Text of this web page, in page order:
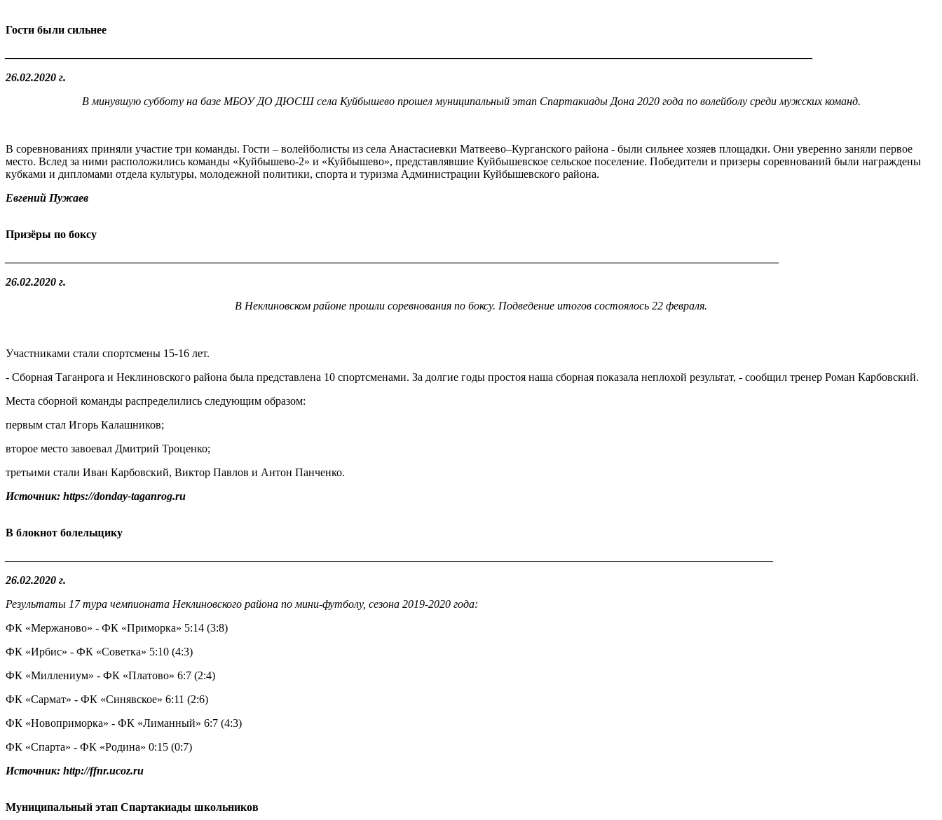
Гости были сильнее
26.02.2020 г.
В минувшую субботу на базе МБОУ ДО ДЮСШ села Куйбышево прошел муниципальный этап Спартакиады Дона 2020 года по волейболу среди мужских команд.
В соревнованиях приняли участие три команды. Гости – волейболисты из села Анастасиевки Матвеево–Курганского района - были сильнее хозяев площадки. Они уверенно заняли первое
место. Вслед за ними расположились команды «Куйбышево-2» и «Куйбышево», представлявшие Куйбышевское сельское поселение. Победители и призеры соревнований были награждены
кубками и дипломами отдела культуры, молодежной политики, спорта и туризма Администрации Куйбышевского района.
Евгений Пужаев
Призёры по боксу
26.02.2020 г.
В Неклиновском районе прошли соревнования по боксу. Подведение итогов состоялось 22 февраля.
Участниками стали спортсмены 15-16 лет.
- Сборная Таганрога и Неклиновского района была представлена 10 спортсменами. За долгие годы простоя наша сборная показала неплохой результат, - сообщил тренер Роман Карбовский.
Места сборной команды распределились следующим образом:
первым стал Игорь Калашников;
второе место завоевал Дмитрий Троценко;
третьими стали Иван Карбовский, Виктор Павлов и Антон Панченко.
Источник: https://donday-taganrog.ru
В блокнот болельщику
26.02.2020 г.
Результаты 17 тура чемпионата Неклиновского района по мини-футболу, сезона 2019-2020 года:
ФК «Мержаново» - ФК «Приморка» 5:14 (3:8)
ФК «Ирбис» - ФК «Советка» 5:10 (4:3)
ФК «Миллениум» - ФК «Платово» 6:7 (2:4)
ФК «Сармат» - ФК «Синявское» 6:11 (2:6)
ФК «Новоприморка» - ФК «Лиманный» 6:7 (4:3)
ФК «Спарта» - ФК «Родина» 0:15 (0:7)
Источник: http://ffnr.ucoz.ru
Муниципальный этап Спартакиады школьников